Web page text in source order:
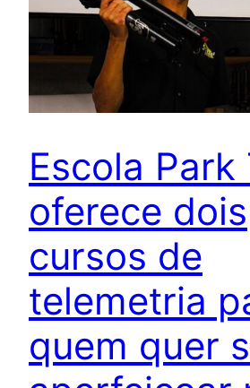
Escola Park
oferece dois
cursos de
telemetria
quem quer